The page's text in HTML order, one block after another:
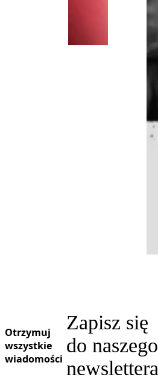
Otrzymuj
wszystkie
wiadomości
Zapisz się
do naszego
newslettera